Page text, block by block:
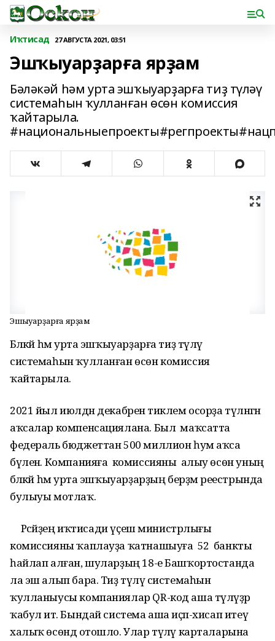
Иҡтисад 27 АВГУСТА 2021, 03:51
Эшҡыуарҙарға ярҙам
Бәләкәй һәм урта эшҡыуарҙарға тиҙ түләү
системаһын ҡулланған өсөн комиссия
ҡайтарыла.
Эшҡыуарҙарға ярҙам
Бәләкәй һәм урта эшҡыуарҙарға тиҙ түләү
системаһын ҡулланған өсөн комиссия
ҡайтарыла.
2021 йыл июлдән декабренә тиклем осорҙа түләнгән
аҡсалар компенсациялана. Был маҡсатта
федераль бюджеттан 500 миллион һум аҡса
бүленә. Компанияға комиссияны алыу өсөн уның
бәләкәй һәм урта эшҡыуарҙарҙың берҙәм реестрында
булыуы мотлаҡ.
Рәсәйҙең иҡтисади үҫеш министрлығы
комиссияны ҡаплауҙа ҡатнашыуға 52 банкты
һайлап алған, шуларҙың 18-е Башҡортостанда
ла эш алып бара. Тиҙ түләү системаһын
ҡулланыусы компаниялар QR-код аша түләүҙәр
ҡабул итә. Бындай система аша иҫәп-хисап итеү
халыҡ өсөндә отошло. Улар түләү карталарына